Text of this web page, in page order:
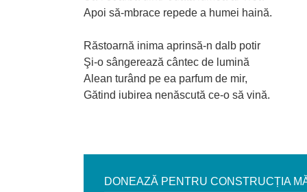
Apoi să-mbrace repede a humei haină.
Răstoarnă inima aprinsă-n dalb potir
Şi-o sângerează cântec de lumină
Alean turând pe ea parfum de mir,
Gătind iubirea nenăscută ce-o să vină.
DONEAZĂ PENTRU CONSTRUCȚIA